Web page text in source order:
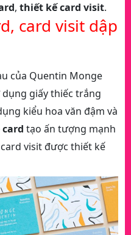
, thiết kế card visit.
card visit dập
của Quentin Monge
giấy thiếc trắng
kiểu hoa văn đậm và
tạo ấn tượng mạnh
visit được thiết kế